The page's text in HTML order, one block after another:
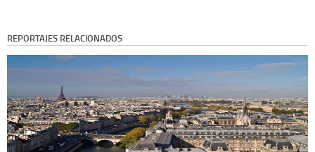
REPORTAJES RELACIONADOS